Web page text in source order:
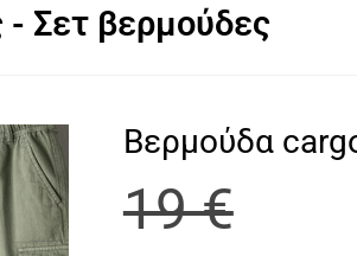
- Σετ βερμούδες
Βερμούδα
19 €